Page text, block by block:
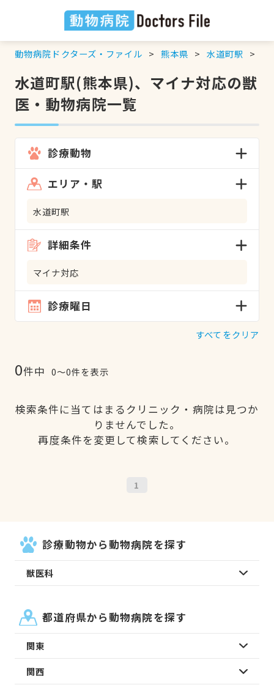
動物病院ドクターズ・ファイル 熊本県 水道町駅
水道町駅(熊本県)、マイナ対応の獣
医・動物病院一覧
診療動物
エリア・駅
水道町駅
詳細条件
マイナ対応
診療曜日
すべてをクリア
0件中 0〜0件を表示
検索条件に当てはまるクリニック・病院は見つか
りませんでした。
再度条件を変更して検索してください。
1
診療動物から動物病院を探す
獣医科
都道府県から動物病院を探す
関東
関西